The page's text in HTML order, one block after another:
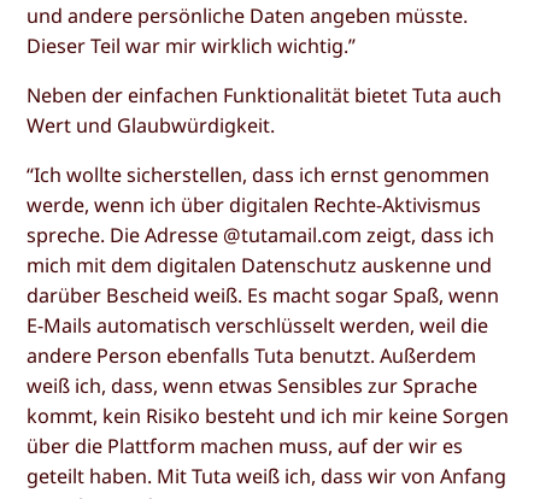
und andere persönliche Daten angeben müsste.
Dieser Teil war mir wirklich wichtig.”
Neben der einfachen Funktionalität bietet Tuta auch
Wert und Glaubwürdigkeit.
“Ich wollte sicherstellen, dass ich ernst genommen
werde, wenn ich über digitalen Rechte-Aktivismus
spreche. Die Adresse @tutamail.com zeigt, dass ich
mich mit dem digitalen Datenschutz auskenne und
darüber Bescheid weiß. Es macht sogar Spaß, wenn
E-Mails automatisch verschlüsselt werden, weil die
andere Person ebenfalls Tuta benutzt. Außerdem
weiß ich, dass, wenn etwas Sensibles zur Sprache
kommt, kein Risiko besteht und ich mir keine Sorgen
über die Plattform machen muss, auf der wir es
geteilt haben. Mit Tuta weiß ich, dass wir von Anfang